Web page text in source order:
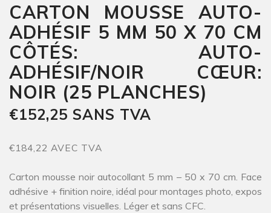
CARTON MOUSSE AUTO-
ADHÉSIF 5 MM 50 X 70 CM
CÔTÉS: AUTO-
ADHÉSIF/NOIR CŒUR:
NOIR (25 PLANCHES)
€152,25 SANS TVA
€184,22 AVEC TVA
Carton mousse noir autocollant 5 mm – 50 x 70 cm. Face
adhésive + finition noire, idéal pour montages photo, expos
et présentations visuelles. Léger et sans CFC.